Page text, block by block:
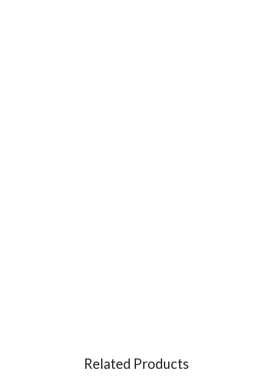
Related Products